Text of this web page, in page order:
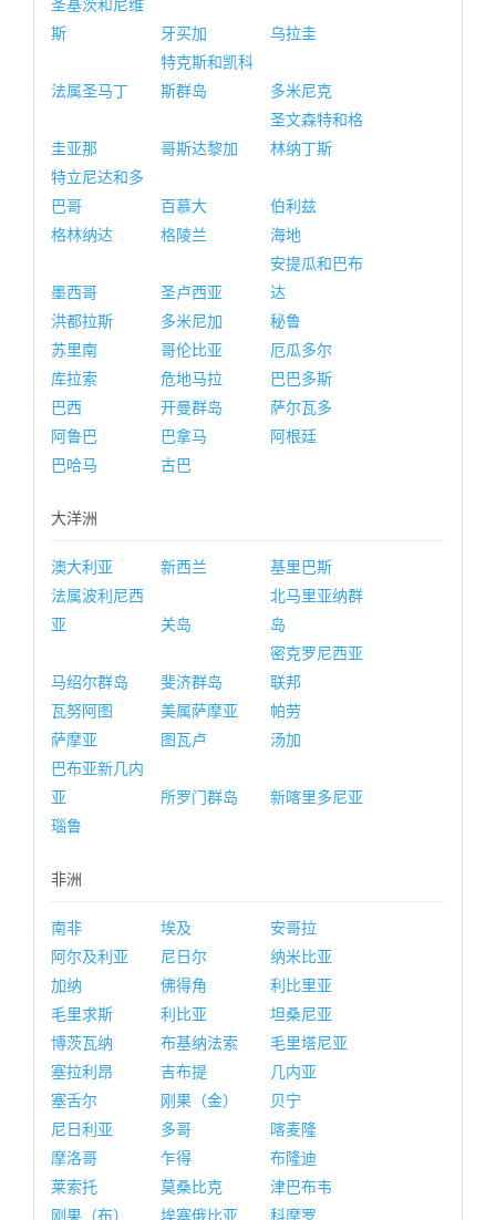
圣基茨和尼维
斯
牙买加 乌拉圭
法属圣马丁
特克斯和凯科
斯群岛
多米尼克
圭亚那 哥斯达黎加
圣文森特和格
林纳丁斯
特立尼达和多
巴哥
百慕大
伯利兹
格林纳达
格陵兰 海地
墨西哥 圣卢西亚
安提瓜和巴布
达
洪都拉斯
多米尼加
秘鲁
苏里南
哥伦比亚
厄瓜多尔
库拉索
危地马拉
巴巴多斯
巴西
开曼群岛
萨尔瓦多
阿鲁巴
巴拿马
阿根廷
巴哈马
古巴
大洋洲
澳大利亚 新西兰
基里巴斯
法属波利尼西
亚
关岛
北马里亚纳群
岛
马绍尔群岛 斐济群岛
密克罗尼西亚
联邦
瓦努阿图
美属萨摩亚
帕劳
萨摩亚
图瓦卢
汤加
巴布亚新几内
亚
所罗门群岛
新喀里多尼亚
瑙鲁
非洲
南非 埃及
安哥拉
阿尔及利亚
尼日尔
纳米比亚
加纳
佛得角
利比里亚
毛里求斯
利比亚
坦桑尼亚
博茨瓦纳
布基纳法索
毛里塔尼亚
塞拉利昂
吉布提
几内亚
塞舌尔
刚果（金）
贝宁
尼日利亚
多哥
喀麦隆
摩洛哥
乍得
布隆迪
莱索托
莫桑比克
津巴布韦
刚果（布）
埃塞俄比亚 科摩罗